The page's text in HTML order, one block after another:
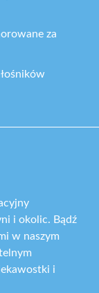
za
i okolic. Bądź
w naszym
i